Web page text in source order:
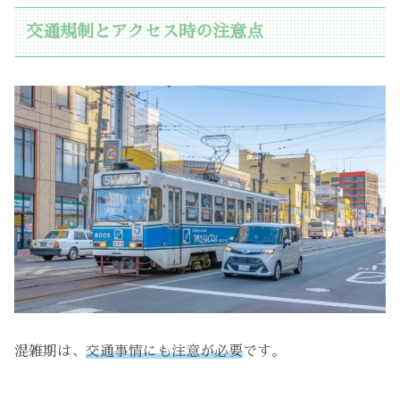
交通規制とアクセス時の注意点
混雑期は、 交通事情にも注意が必要です。